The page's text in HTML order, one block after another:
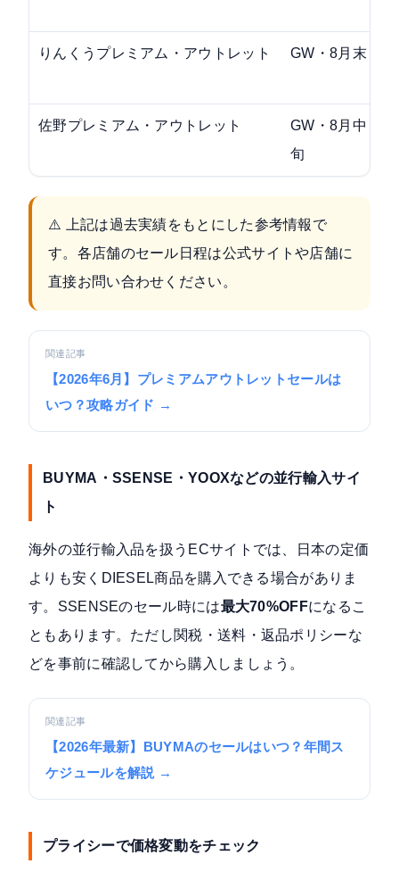
りんくうプレミアム・アウトレット GW・8月末
佐野プレミアム・アウトレット
GW・8月中
旬
⚠️ 上記は過去実績をもとにした参考情報で
す。各店舗のセール日程は公式サイトや店舗に
直接お問い合わせください。
関連記事
【2026年6月】プレミアムアウトレットセールは
いつ？攻略ガイド →
BUYMA・SSENSE・YOOXなどの並行輸入サイ
ト
海外の並行輸入品を扱うECサイトでは、日本の定価
よりも安くDIESEL商品を購入できる場合がありま
す。SSENSEのセール時には最大70%OFFになるこ
ともあります。ただし関税・送料・返品ポリシーな
どを事前に確認してから購入しましょう。
関連記事
【2026年最新】BUYMAのセールはいつ？年間ス
ケジュールを解説 →
プライシーで価格変動をチェック